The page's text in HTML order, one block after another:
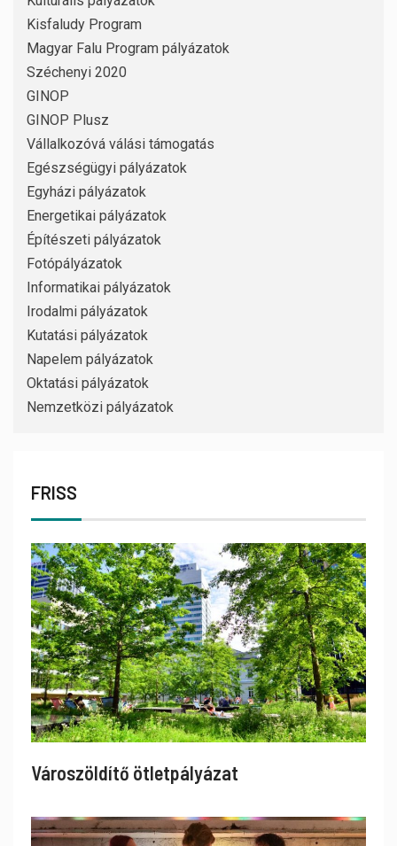
Kisfaludy Program
Magyar Falu Program pályázatok
Széchenyi 2020
GINOP
GINOP Plusz
Vállalkozóvá válási támogatás
Egészségügyi pályázatok
Egyházi pályázatok
Energetikai pályázatok
Építészeti pályázatok
Fotópályázatok
Informatikai pályázatok
Irodalmi pályázatok
Kutatási pályázatok
Napelem pályázatok
Oktatási pályázatok
Nemzetközi pályázatok
FRISS
Városzöldítő ötletpályázat